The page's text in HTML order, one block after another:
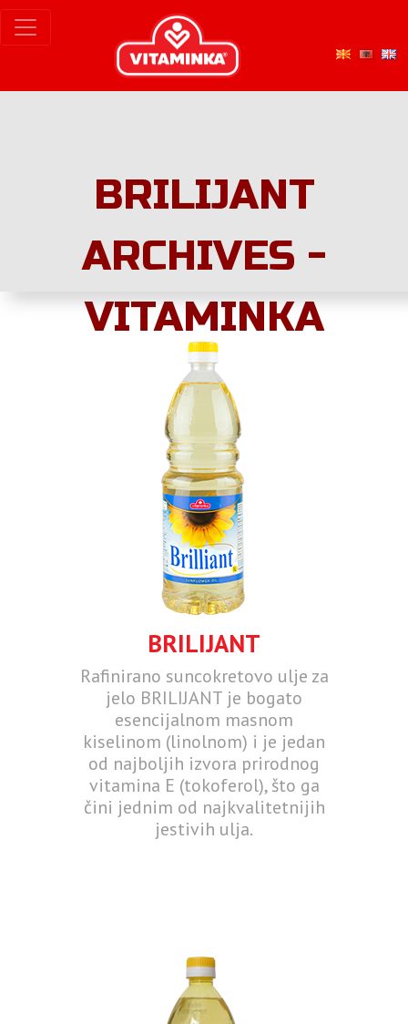
BRILIJANT
ARCHIVES -
VITAMINKA
BRILIJANT
Rafinirano suncokretovo ulje za
jelo BRILIJANT je bogato
esencijalnom masnom
kiselinom (linolnom) i je jedan
od najboljih izvora prirodnog
vitamina E (tokoferol), što ga
čini jednim od najkvalitetnijih
jestivih ulja.